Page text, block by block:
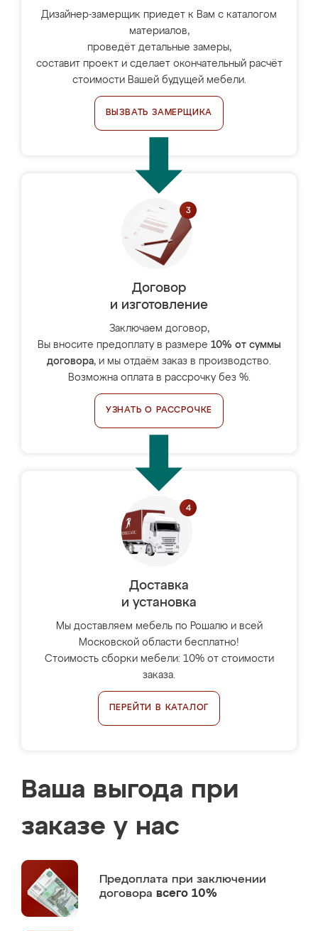
Дизайнер-замерщик приедет к Вам с каталогом
материалов,
проведёт детальные замеры,
составит проект и сделает окончательный расчёт
стоимости Вашей будущей мебели.
ВЫЗВАТЬ ЗАМЕРЩИКА
Договор
и изготовление
Заключаем договор,
Вы вносите предоплату в размере 10% от суммы
договора, и мы отдаём заказ в производство.
Возможна оплата в рассрочку без %.
УЗНАТЬ О РАССРОЧКЕ
Доставка
и установка
Мы доставляем мебель по Рошалю и всей
Московской области бесплатно!
Стоимость сборки мебели: 10% от стоимости
заказа.
ПЕРЕЙТИ В КАТАЛОГ
Ваша выгода при
заказе у нас
Предоплата при заключении
договора всего 10%